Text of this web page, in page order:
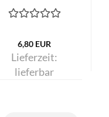
6,80 EUR
Lieferzeit:
lieferbar